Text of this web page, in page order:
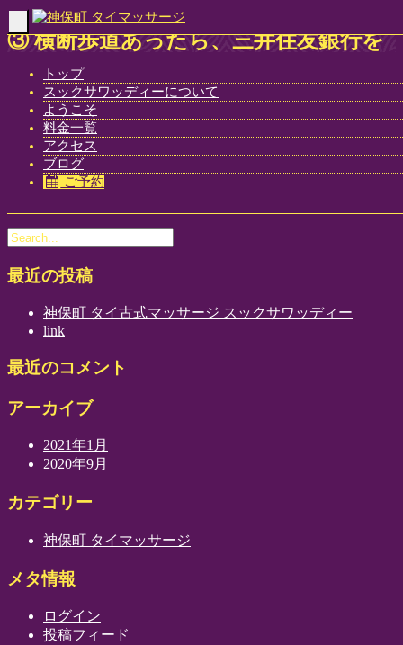
Toggle
navigation
トップ
スックサワッディーについて
ようこそ
料金一覧
アクセス
ブログ
ご予約
③ 横断歩道あったら、三井住友銀行を
見えます
Home - -③ 横…
最近の投稿
神保町 タイ古式マッサージ スックサワッディー
link
最近のコメント
アーカイブ
2021年1月
2020年9月
カテゴリー
神保町 タイマッサージ
メタ情報
ログイン
投稿フィード